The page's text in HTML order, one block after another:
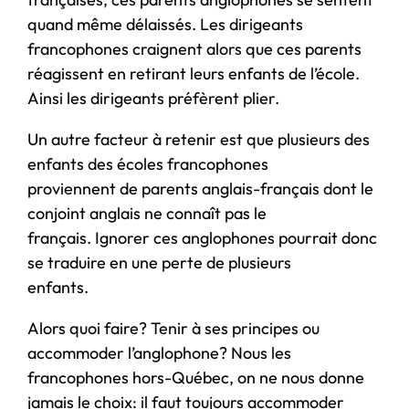
quand même délaissés. Les dirigeants
francophones craignent alors que ces parents
réagissent en retirant leurs enfants de l’école.
Ainsi les dirigeants préfèrent plier.
Un autre facteur à retenir est que plusieurs des
enfants des écoles francophones
proviennent de parents anglais-français dont le
conjoint anglais ne connaît pas le
français. Ignorer ces anglophones pourrait donc
se traduire en une perte de plusieurs
enfants.
Alors quoi faire? Tenir à ses principes ou
accommoder l’anglophone? Nous les
francophones hors-Québec, on ne nous donne
jamais le choix: il faut toujours accommoder